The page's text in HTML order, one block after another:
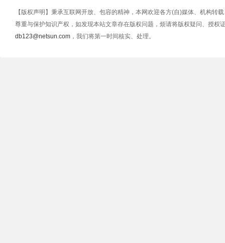
【版权声明】秉承互联网开放、包容的精神，本网欢迎各方(自)媒体、机构转
尊重与保护知识产权，如发现本站文章存在版权问题，烦请将版权疑问、授权
db123@netsun.com ，我们将第一时间核实、处理。